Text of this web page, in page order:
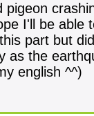
pigeon
I'll be able
part but
as the
english ^^)